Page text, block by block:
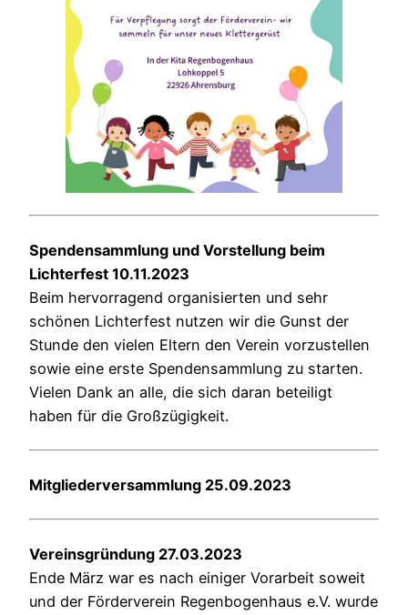
Spendensammlung und Vorstellung beim
Lichterfest 10.11.2023
Beim hervorragend organisierten und sehr
schönen Lichterfest nutzen wir die Gunst der
Stunde den vielen Eltern den Verein vorzustellen
sowie eine erste Spendensammlung zu starten.
Vielen Dank an alle, die sich daran beteiligt
haben für die Großzügigkeit.
Mitgliederversammlung 25.09.2023
Vereinsgründung 27.03.2023
Ende März war es nach einiger Vorarbeit soweit
und der Förderverein Regenbogenhaus e.V. wurde